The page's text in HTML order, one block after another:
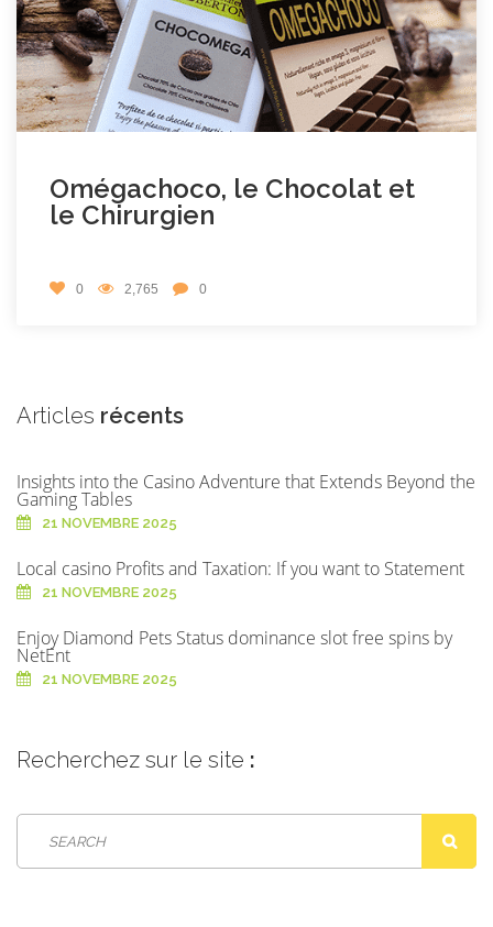
Omégachoco, le Chocolat et
le Chirurgien
0 2,765 0
Articles récents
Insights into the Casino Adventure that Extends Beyond the
Gaming Tables
21 NOVEMBRE 2025
Local casino Profits and Taxation: If you want to Statement
21 NOVEMBRE 2025
Enjoy Diamond Pets Status dominance slot free spins by
NetEnt
21 NOVEMBRE 2025
Recherchez sur le site :